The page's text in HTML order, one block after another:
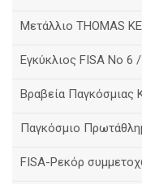
Μετάλλιο THOMAS
Eγκύκλιος FISA No 6
Βραβεία Παγκόσμιας
Παγκόσμιο
FISA-Ρεκόρ